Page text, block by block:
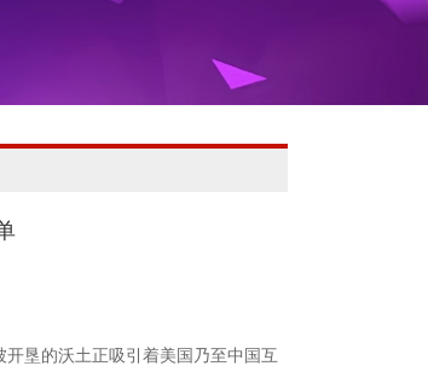
垦的沃土正吸引着美国乃至中国互